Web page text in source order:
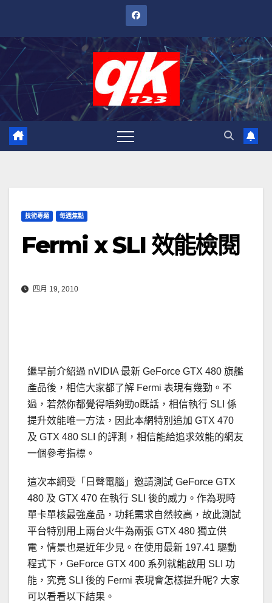
內
技術專題 每週焦點
Fermi x SLI 效能檢閱
四月 19, 2010
繼早前介紹過 nVIDIA 最新 GeForce GTX 480 旗艦
產品後，相信大家都了解 Fermi 表現有幾勁。不
過，若然你都覺得唔夠勁o既話，相信執行 SLI 係
提升效能唯一方法，因此本網特別追加 GTX 470
及 GTX 480 SLI 的評測，相信能給追求效能的網友
一個參考指標。
這次本網受「日聲電腦」邀請測試 GeForce GTX
480 及 GTX 470 在執行 SLI 後的威力。作為現時
單卡單核最強產品，功耗需求自然較高，故此測試
平台特別用上兩台火牛為兩張 GTX 480 獨立供
電，情景也是近年少見。在使用最新 197.41 驅動
程式下，GeForce GTX 400 系列就能啟用 SLI 功
能，究竟 SLI 後的 Fermi 表現會怎樣提升呢? 大家
可以看看以下結果。